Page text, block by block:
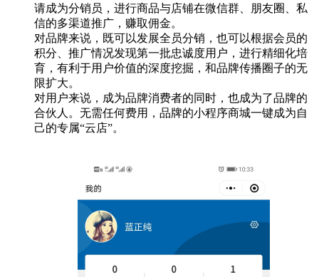
请成为分销员，进行商品与店铺在微信群、朋友圈、私
信的多渠道推广，赚取佣金。
对品牌来说，既可以发展全员分销，也可以根据会员的
积分、推广情况发现第一批忠诚度用户，进行精细化培
育，有利于用户价值的深度挖掘，和品牌传播圈子的无
限扩大。
对用户来说，成为品牌消费者的同时，也成为了品牌的
合伙人。无需任何费用，品牌的小程序商城一键成为自
己的专属“云店”。